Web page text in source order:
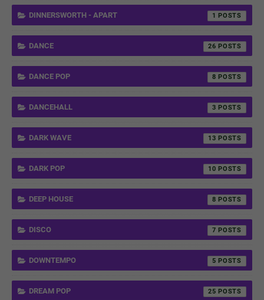
DINNERSWORTH - APART 1
DANCE 26
DANCE POP 8
DANCEHALL 3
DARK WAVE 13
DARK POP 10
DEEP HOUSE 8
DISCO 7
DOWNTEMPO 5
DREAM POP 25